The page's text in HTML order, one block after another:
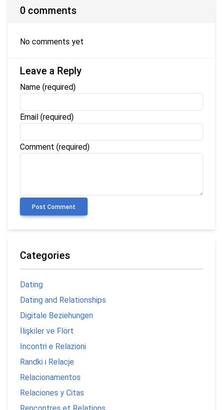
0 comments
No comments yet
Leave a Reply
Name (required)
Email (required)
Comment (required)
Post Comment
Categories
Dating
Dating and Relationships
Digitale Beziehungen
İlişkiler ve Flört
Incontri e Relazioni
Randki i Relacje
Relacionamentos
Relaciones y Citas